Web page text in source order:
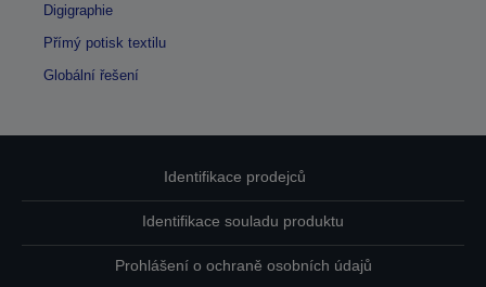
Digigraphie
Přímý potisk textilu
Globální řešení
Identifikace prodejců
Identifikace souladu produktu
Prohlášení o ochraně osobních údajů